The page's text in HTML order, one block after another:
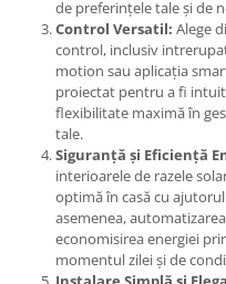
de preferințele tale și de
Control Versatil: Alege
control, inclusiv
motion sau aplicația
proiectat pentru a fi
flexibilitate maximă în
tale.
Siguranță și Eficiență
interioarele de razele
optimă în casă cu
asemenea,
economisirea energiei
momentul zilei și de